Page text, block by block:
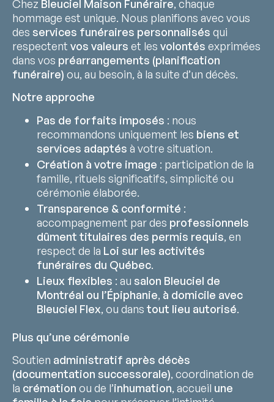
Chez Bleuciel Maison Funéraire, chaque
hommage est unique. Nous planifions avec vous
des services funéraires personnalisés qui
respectent vos valeurs et les volontés exprimées
dans vos préarrangements (planification
funéraire) ou, au besoin, à la suite d’un décès.
Notre approche
Pas de forfaits imposés : nous
recommandons uniquement les biens et
services adaptés à votre situation.
Création à votre image : participation de la
famille, rituels significatifs, simplicité ou
cérémonie élaborée.
Transparence & conformité :
accompagnement par des professionnels
dûment titulaires des permis requis, en
respect de la Loi sur les activités
funéraires du Québec.
Lieux flexibles : au salon Bleuciel de
Montréal ou l’Épiphanie, à domicile avec
Bleuciel Flex, ou dans tout lieu autorisé.
Plus qu’une cérémonie
Soutien administratif après décès
(documentation successorale), coordination de
la crémation ou de l’inhumation, accueil une